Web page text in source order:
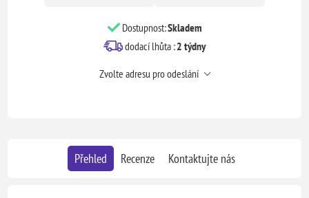
Dostupnost:Skladem
dodací lhůta :2 týdny
Zvolte adresu pro odeslání
Přehled Recenze Kontaktujte nás